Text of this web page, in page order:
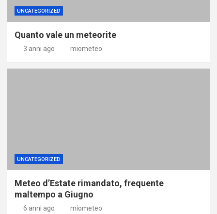
UNCATEGORIZED
Quanto vale un meteorite
3 anni ago miometeo
UNCATEGORIZED
Meteo d’Estate rimandato, frequente
maltempo a Giugno
6 anni ago miometeo